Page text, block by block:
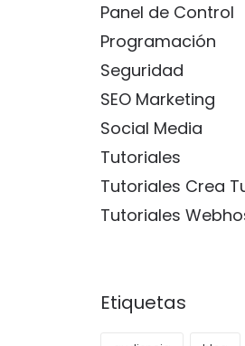
Panel de Control
Programación
Seguridad
SEO Marketing
Social Media
Tutoriales
Tutoriales Crea
Tutoriales
Etiquetas